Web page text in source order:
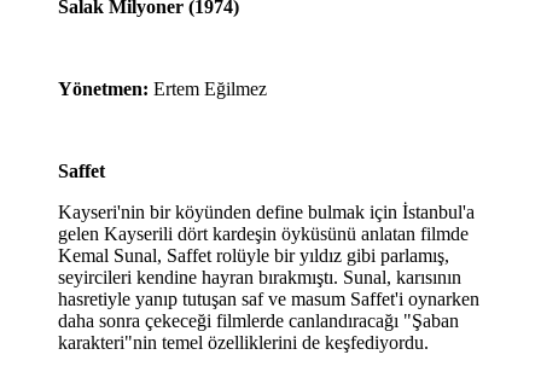
Salak Milyoner (1974)
Yönetmen: Ertem Eğilmez
Saffet
Kayseri'nin bir köyünden define bulmak için İstanbul'a
gelen Kayserili dört kardeşin öyküsünü anlatan filmde
Kemal Sunal, Saffet rolüyle bir yıldız gibi parlamış,
seyircileri kendine hayran bırakmıştı. Sunal, karısının
hasretiyle yanıp tutuşan saf ve masum Saffet'i oynarken
daha sonra çekeceği filmlerde canlandıracağı "Şaban
karakteri"nin temel özelliklerini de keşfediyordu.